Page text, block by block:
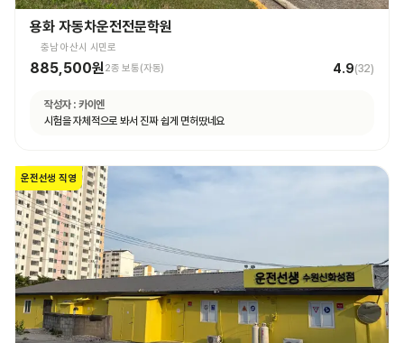
용화 자동차운전전문학원
충남 아산시 시민로
885,500원2종 보통(자동) 4.9(32)
작성자 : 카이엔
시험을 자체적으로 봐서 진짜 쉽게 면허땄네요
운전선생 직영